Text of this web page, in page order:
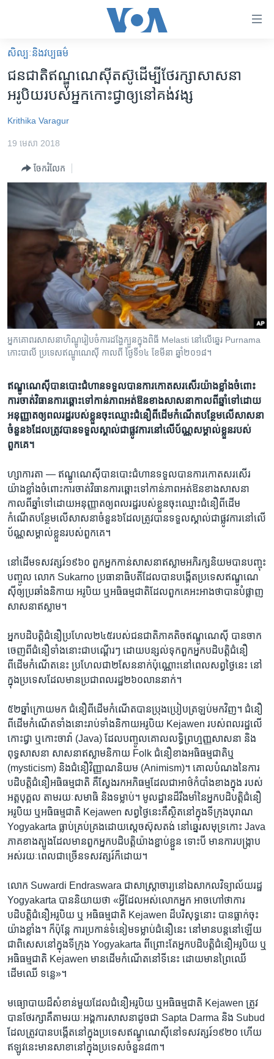
គេហទំព័រ​
ទាក់ទង
និង​
ទំព័រ​
ម្តង
រំលង​
ទៅ​
ស្វែង​
អន្តរជាតិ
អាមេរិក
កម្ពុជាច្នៃប្រតិដ្ឋ
ព្រឹត្តិការណ៍ព័ត៌មាន
ទូរទស្សន៍ / វីដេអូ​
វិទ្យុ / ផតខាសថ៍
កម្មវិធីទាំងអស់
Khmer English
បណ្តាញ​សង្គម
ភាសា
សិល្បៈនិងវប្បធម៌
ជនជាតិ​ឥណ្ឌូណេស៊ី​​តស៊ូ​ដើម្បី​ថែរក្សា​សាសនា​
អរូបិយ​របស់​អ្នក​កោះ​ជ្វា​ឲ្យ​នៅ​គង់វង្ស
Krithika Varagur
19 មេសា 2018
ចែករំលែក
អ្នក​គោពរ​សាសនា​ហិណ្ឌូ​រៀបចំ​ការ​ដង្ហែ​ក្បួន​ក្នុង​ពិធី Melasti នៅ​លើ​ឆ្នេរ Purnama
កោះ​បាលី ប្រទេស​ឥណ្ឌូណេស៊ី កាលពី ថ្ងៃទី១៤ ខែមីនា ឆ្នាំ២០១៨។
ឥណ្ឌូណេស៊ី​បាន​បោះជំហាន​ទទួល​បាន​ការ​កោតសរ​សើរ​យ៉ាង​ខ្លាំង​ចំពោះ​
ការ​ចាត់​វិធានការ​ឆ្ពោះ​ទៅកាន់​ភាព​អត់ឱន​ខាង​សាសនា​​កាល​ពី​ឆ្នាំ​ទៅ​ដោយ​
អនុញ្ញាត​ឲ្យ​ពលរដ្ឋ​របស់​ខ្លួន​ចុះ​ឈ្មោះ​ជំនឿ​ពី​ដើម​កំណើត​បន្ថែម​លើ​សាសនា​
ចំនួន៦​ដែល​ត្រូវ​បាន​ទទួល​ស្គាល់​ជាផ្លូវការ​នៅ​លើ​ប័ណ្ណ​សម្គាល់​ខ្លួន​របស់​
ពួកគេ។​
ហ្សាការតា — ឥណ្ឌូណេស៊ី​បាន​បោះជំហាន​ទទួល​បាន​ការកោតសរ​សើរ​
យ៉ាង​ខ្លាំង​ចំពោះ​ការ​ចាត់​វិធានការ​ឆ្ពោះ​ទៅកាន់​ភាព​អត់ឱន​ខាង​សាសនា
កាល​ពី​ឆ្នាំ​ទៅ​ដោយ​អនុញ្ញាត​ឲ្យ​ពលរដ្ឋ​របស់​ខ្លួន​ចុះ​ឈ្មោះ​ជំនឿ​ពី​ដើម​
កំណើត​បន្ថែម​លើ​សាសនា​ចំនួន៦​ដែល​ត្រូវ​បាន​ទទួល​ស្គាល់​ជា​ផ្លូវការ​នៅ​លើ​
ប័ណ្ណ​សម្គាល់​ខ្លួន​របស់​ពួកគេ។
​នៅ​ដើម​ទសវត្សរ៍​១៩៦០ ​ពួកអ្នក​កាន់​សាសនា​ឥស្លាម​អភិរក្ស​និយម​បាន​បញ្ចុះ​
បញ្ចូល លោក ​Sukarno ​ប្រធានាធិបតី​ដែល​បាន​បង្កើត​ប្រទេស​ឥណ្ឌូណេ
ស៊ី​ឲ្យ​ប្រឆាំងនិកាយ អរូបិយ ឬ​អធិធម្មជាតិ​ដែល​ពួកគេ​អះអាងថាបាន​បំផ្លាញ​
សាសនា​ឥស្លាម។
​អ្នក​បដិបត្តិ​ជំនឿប្រហែល​២៤៥​របស់​ជន​ជាតិ​ភាគតិច​ឥណ្ឌូណេស៊ី ​បាន​ចាក​
ចេញ​ពី​ជំនឿ​ទាំងនោះ​ជាបណ្តើរៗ ​ដោយ​បន្សល់​ទុក​ពួក​អ្នក​បដិបត្តិ​ជំនឿ​
ពីដើម​កំណើត​នេះ ប្រ​ហែល​ជា​២សែន​នាក់​ប៉ុណ្ណោះនៅពេល​សព្វថ្ងៃ​នេះ​ នៅ​
ក្នុង​ប្រទេស​ដែល​មាន​ប្រជាពលរដ្ឋ​២៦០​លាន​នាក់។
៥២ឆ្នាំ​ក្រោយមក ​ជំនឿ​ពីដើម​កំណើត​បាន​ប្រុងប្រៀបត្រឡប់​មក​វិញ។ ​ជំនឿ​
ពីដើម​កំណើត​ទាំង​នោះ​រាប់ទាំង​និកាយ​អរូបិយ​ Kejawen របស់​ពលរដ្ឋ​លើ​
កោះជ្វា ​ឬកោះ​ចាវ៉ា (Java) ​ដែល​បញ្ចូល​គោល​លទ្ធិ​ព្រហ្មញ្ញ​សាសនា​ និង​
ពុទ្ធសាសនា​ សាសនា​ឥស្លាម​និកាយ Folk​ ជំនឿ​ខាង​អធិធម្មជាតិឬ ​
(mysticism) ​និងជំនឿ​វិញ្ញាណ​និយម​ (Animism)។ ​គោល​បំណង​នៃ​ការ​
បដិបត្តិជំនឿ​អធិធម្មជាតិ ​គឺស្វែងរក​អភិធម្ម​ដែល​ជា​អាថ៌កំបាំង​ខាង​ក្នុង ​របស់​
អត្តបុគ្គល ​តាម​រយៈសមាធិ​ និងទម្លាប់។​ មូលដ្ឋាន​ដ៏រឹងមាំ​នៃអ្នក​បដិបត្តិ​ជំនឿ​
អរូបិយ ​ឬ​អធិធម្មជាតិ​ Kejawen ​សព្វ​ថ្ងៃ​នេះ​គឺស្ថិត​នៅក្នុង​ទីក្រុង​បុរាណ​
Yogyakarta ​ធ្លាប់​គ្រប់គ្រង​ដោយ​ស្តេច​ស៊ុសតង់​ នៅ​ឆ្នេរសមុទ្រ​កោះ​ Java
​ភាគ​ខាង​ត្បូង​ដែលមានពួក​អ្នក​បដិបត្តិ​យ៉ាង​ខ្ជាប់​ខ្ជួន​ ទោះ​បី​ មាន​ការ​បង្ក្រាប​
អស់​រយៈ​ពេល​ជា​ច្រើន​ទសវត្សរ៍​ក៏ដោយ។
លោក​ Suwardi Endraswara ​ជា​សាស្រ្តាចារ្យ​នៅឯសាកល​វិទ្យាល័យរដ្ឋ ​
Yogyakarta ​បាន​និយាយថា «អ្វី​ដែល​អស់​លោកអ្នក ​អាច​ហៅ​ថា​ការ​
បដិបត្តិ​ជំនឿ​អរូបិយ​ ឬ អធិធម្មជាតិ​ Kejawen ​ដ៏បរិសុទ្ធ​នោះ ​បាន​ធ្លាក់​ចុះ​
យ៉ាង​ខ្លាំង។​ ក៏ប៉ុន្តែ​ ការ​ប្រកាន់​ទំនៀម​ទម្លាប់​ជំនឿ​នេះ​ នៅ​មាន​បន្ត​នៅ​ឡើយ ​
ជាពិសេស​នៅ​ក្នុង​ទីក្រុង​ Yogyakarta ​ពីព្រោះ​តែអ្នក​បដិបត្តិ​ជំនឿ​អរូបិយ ​ឬ​
អធិធម្មជាតិ​ Kejawen ​មាន​ដើម​កំណើត​នៅ​ទី​នេះ​ ដោយមាន​ព្រៃ​ឈើ ​
ដើមឈើ ​ទន្លេ‍»។
​មធ្យោបាយ​ដ៏​សំខាន់​មួយ​ដែល​ជំនឿ​អរូបិយ​ ឬ​អធិធម្មជាតិ​ Kejawen ​ត្រូវ​
បាន​ថែរក្សាគឺ​តាម​រយៈ​អង្គការ​សាសនា​ដូចជា ​Sapta Darma ​និង ​Subud
​ដែល​ត្រូវ​បាន​បង្កើត​នៅ​ក្នុង​ប្រទេស​ឥណ្ឌូណេស៊ី​នៅ​ទសវត្សរ៍​១៩២០ ​ហើយ​
ឥឡូវ​នេះ​មាន​សាខា​នៅ​ក្នុង​ប្រទេស​ចំនួន៨៣។